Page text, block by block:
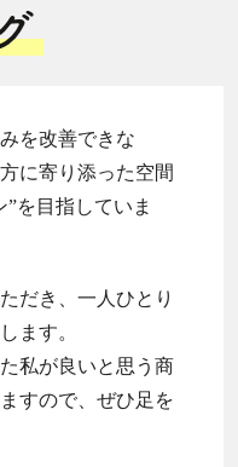
を改善できな
に寄り添った空間
を目指していま
だき、一人ひとり
ます。
私が良いと思う商
すので、ぜひ足を